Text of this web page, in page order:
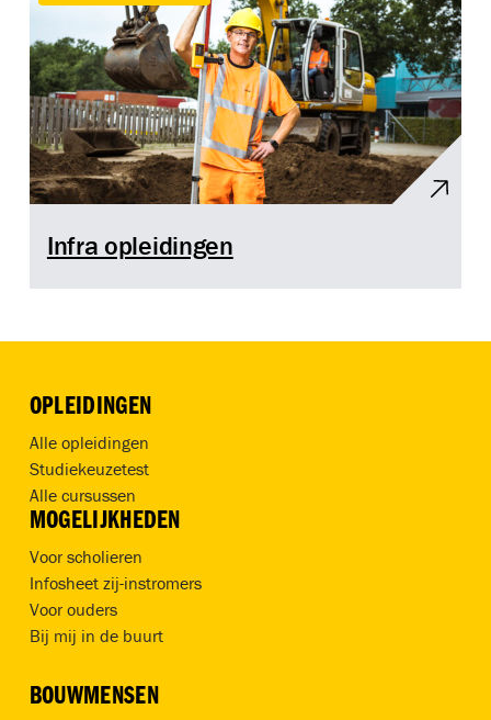
Infra opleidingen
OPLEIDINGEN
Alle opleidingen
Studiekeuzetest
Alle cursussen
MOGELIJKHEDEN
Voor scholieren
Infosheet zij-instromers
Voor ouders
Bij mij in de buurt
BOUWMENSEN